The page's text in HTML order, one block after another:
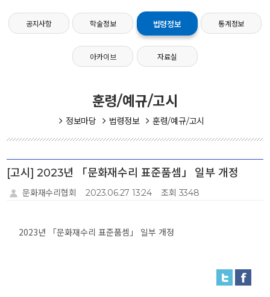
공지사항 학술정보 법령정보 통계정보
아카이브 자료실
훈령/예규/고시
정보마당 법령정보 훈령/예규/고시
[고시] 2023년 「문화재수리 표준품셈」 일부 개정
문화재수리협회 2023.06.27 13:24 조회 3348
2023년 「문화재수리 표준품셈」 일부 개정